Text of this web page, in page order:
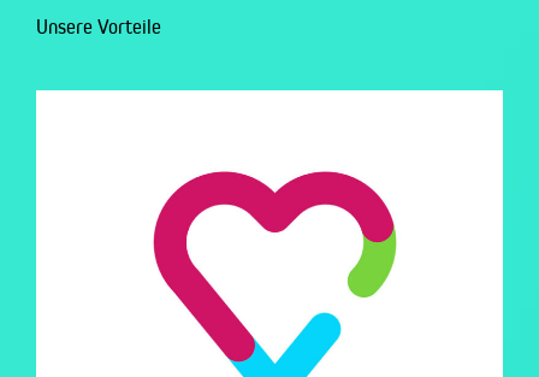
Unsere Vorteile